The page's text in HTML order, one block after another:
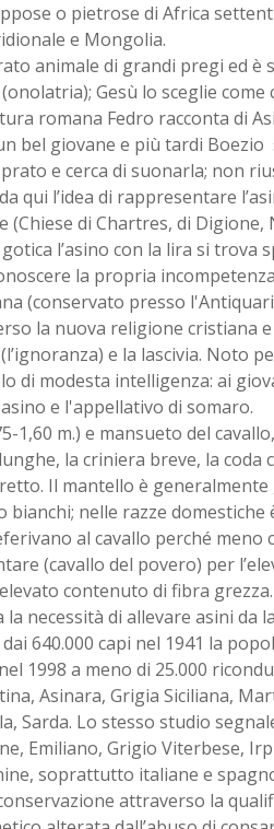
o pietrose di Africa
e Mongolia.
animale di grandi pregi ed è
Gesù lo sceglie come
romana Fedro racconta di
bel giovane e più tardi Boezio
e cerca di suonarla; non
qui l’idea di rappresentare
di Chartres, di Digione,
l’asino con la lira si trova
la propria
(conservato presso
la nuova religione cristiana e
e la lascivia. Noto
di modesta intelligenza: ai
e l'appellativo di somaro.
1,60 m.) e mansueto del
la criniera breve, la coda
Il mantello è
nelle razze domestiche
al cavallo perché meno
(cavallo del povero) per
contenuto di fibra grezza.
necessità di allevare asini da
640.000 capi nel 1941 la
1998 a meno di 25.000
Asinara, Grigia Siciliana,
Sarda. Lo stesso studio
Emiliano, Grigio Viterbese,
soprattutto italiane e
attraverso la